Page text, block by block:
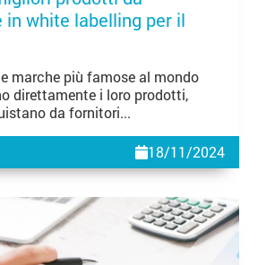
in white labelling per il
marche più famose al mondo
direttamente i loro prodotti,
da fornitori...
18/11/2024